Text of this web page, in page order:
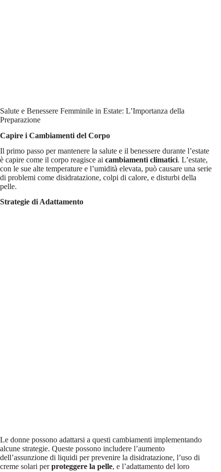
Salute e Benessere Femminile in Estate: L’Importanza della
Preparazione
Capire i Cambiamenti del Corpo
Il primo passo per mantenere la salute e il benessere durante l’estate
è capire come il corpo reagisce ai cambiamenti climatici. L’estate,
con le sue alte temperature e l’umidità elevata, può causare una serie
di problemi come disidratazione, colpi di calore, e disturbi della
pelle.
Strategie di Adattamento
Le donne possono adattarsi a questi cambiamenti implementando
alcune strategie. Queste possono includere l’aumento
dell’assunzione di liquidi per prevenire la disidratazione, l’uso di
creme solari perproteggere la pelle, e l’adattamento del loro